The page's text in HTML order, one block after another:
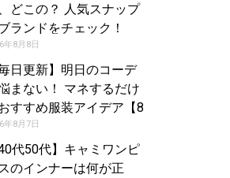
どこの？ 人気スナップ
ランドをチェック！
年7月28日号）
年8月8日
毎日更新】明日のコーデ
まない！ マネするだけ
すすめ服装アイデア【8
日夏】
年8月7日
40代50代】キャミワンピ
のインナーは何が正